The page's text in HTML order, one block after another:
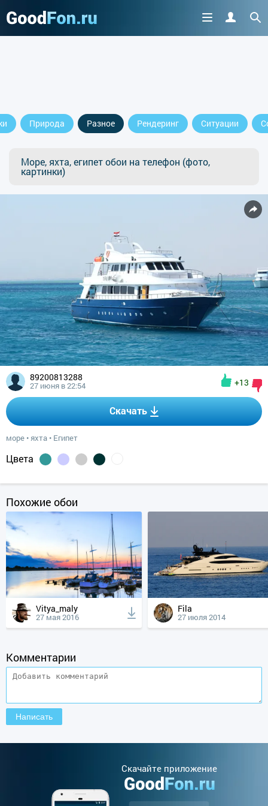
Природа Разное Рендеринг Ситуации
Море, яхта, египет обои на телефон (фото,
картинки)
89200813288
27 июня в 22:54 +13
Скачать
море •яхта • Египет
Цвета
Похожие обои
Vitya_maly
27 мая 2016
Fila
27 июля 2014
Комментарии
Cкачайте приложение